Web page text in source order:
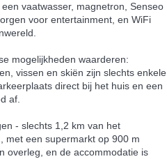
vaatwasser, magnetron, Senseo
voor entertainment, en WiFi
mogelijkheden waarderen:
vissen en skiën zijn slechts enkele
direct bij het huis en een
af.
- slechts 1,2 km van het
met een supermarkt op 900 m
overleg, en de accommodatie is